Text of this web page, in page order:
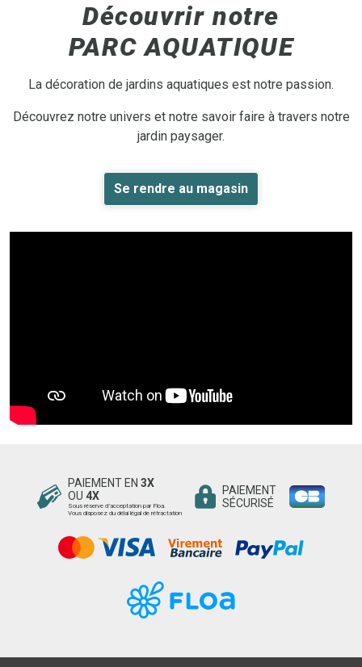
Découvrir notre
PARC AQUATIQUE
La décoration de jardins aquatiques est notre passion.
Découvrez notre univers et notre savoir faire à travers notre
jardin paysager.
Se rendre au magasin
PAIEMENT EN 3X
OU 4X
Sous réserve d’acceptation par Floa.
Vous disposez du délai légal de rétractation
PAIEMENT
SÉCURISÉ